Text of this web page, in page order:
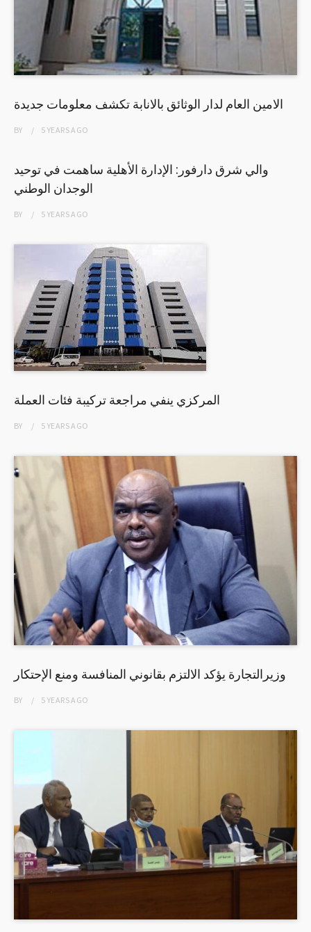
الامين العام لدار الوثائق بالانابة تكشف معلومات جديدة
BY 5 YEARSAGO
والي شرق دارفور: الإدارة الأهلية ساهمت في توحيد
الوجدان الوطني
BY 5 YEARSAGO
المركزي ينفي مراجعة تركيبة فئات العملة
BY 5 YEARSAGO
وزيرالتجارة يؤكد الالتزم بقانوني المنافسة ومنع الإحتكار
BY 5 YEARSAGO